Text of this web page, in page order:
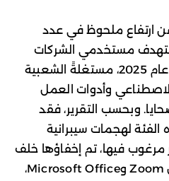
ارتفاع ملحوظ في عدد
تستهدف مستخدمي الشركات
الصغيرة والمتوسطة خلال عام 2025، مستغلةً الشعبية
الاصطناعي وأدوات العمل
وبحسب التقرير، فقد
لهذه الفئة لهجمات سيبرانية
فيها، تم إخفاؤها خلف
أسماء تطبيقات شائعة مثل Zoom وMicrosoft Office،